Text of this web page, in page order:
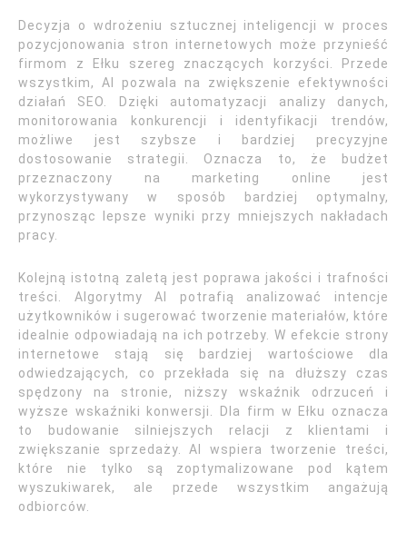
Decyzja o wdrożeniu sztucznej inteligencji w proces
pozycjonowania stron internetowych może przynieść
firmom z Ełku szereg znaczących korzyści. Przede
wszystkim, AI pozwala na zwiększenie efektywności
działań SEO. Dzięki automatyzacji analizy danych,
monitorowania konkurencji i identyfikacji trendów,
możliwe jest szybsze i bardziej precyzyjne
dostosowanie strategii. Oznacza to, że budżet
przeznaczony na marketing online jest
wykorzystywany w sposób bardziej optymalny,
przynosząc lepsze wyniki przy mniejszych nakładach
pracy.
Kolejną istotną zaletą jest poprawa jakości i trafności
treści. Algorytmy AI potrafią analizować intencje
użytkowników i sugerować tworzenie materiałów, które
idealnie odpowiadają na ich potrzeby. W efekcie strony
internetowe stają się bardziej wartościowe dla
odwiedzających, co przekłada się na dłuższy czas
spędzony na stronie, niższy wskaźnik odrzuceń i
wyższe wskaźniki konwersji. Dla firm w Ełku oznacza
to budowanie silniejszych relacji z klientami i
zwiększanie sprzedaży. AI wspiera tworzenie treści,
które nie tylko są zoptymalizowane pod kątem
wyszukiwarek, ale przede wszystkim angażują
odbiorców.